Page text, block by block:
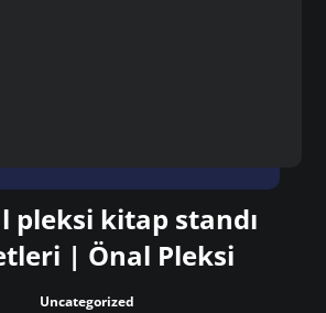
pleksi kitap standı
| Önal Pleksi
Uncategorized